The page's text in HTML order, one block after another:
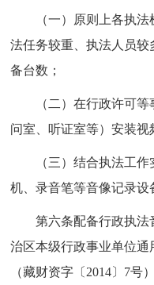
（一）原则上各执
法任务较重、执法人员
备台数；
（二）在行政许可
问室、听证室等）安装视
（三）结合执法工
机、录音笔等音像记录设
第六条配备行政执法
治区本级行政事业单位通
（藏财资字〔2014〕7